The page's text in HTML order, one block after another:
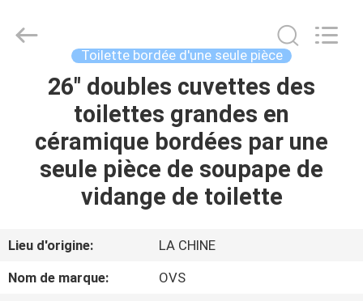
MAISON
PRODUITS
DE
NOUS
Sanitary
Toilette bordée d'une seule pièce
26" doubles cuvettes des
toilettes grandes en
céramique bordées par une
seule pièce de soupape de
vidange de toilette
Lieu d'origine:
LA CHINE
Nom de marque:
OVS